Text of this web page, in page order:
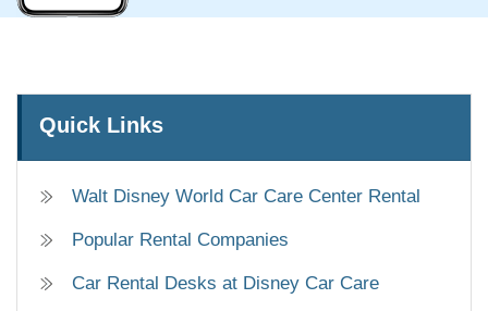
Quick Links
Walt Disney World Car Care Center Rental
Popular Rental Companies
Car Rental Desks at Disney Car Care